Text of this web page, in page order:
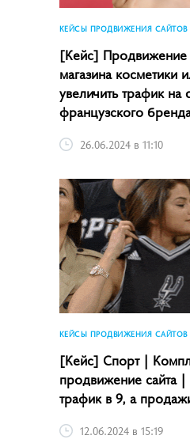
КЕЙСЫ ПРОДВИЖЕНИЯ САЙТОВ
[Кейс] Продвижение
магазина косметики
увеличить трафик на
французского
26.06.2024 в 11:10
КЕЙСЫ ПРОДВИЖЕНИЯ САЙТОВ
[Кейс] Спорт |
продвижение сайта |
трафик в 9, а
12.06.2024 в 15:19